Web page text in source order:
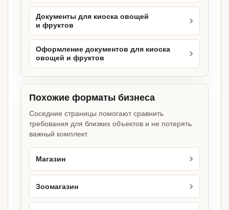
Документы для киоска овощей
и фруктов
Оформление документов для киоска
овощей и фруктов
Похожие форматы бизнеса
Соседние страницы помогают сравнить
требования для близких объектов и не потерять
важный комплект.
Магазин
Зоомагазин